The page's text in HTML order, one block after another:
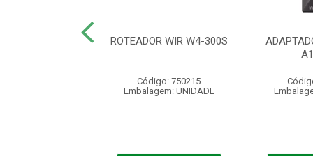
ROTEADOR WIR W4-300S
Código: 750215
Embalagem: UNIDADE